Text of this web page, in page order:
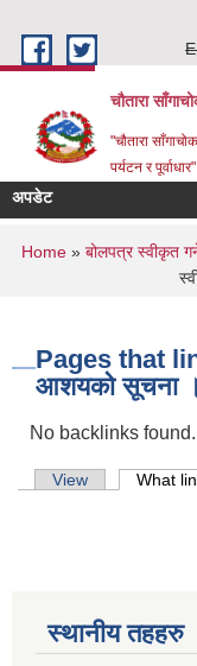
चौतारा
"चौतारा
पर्यटन र पूर्वाधार"
अपडेट
You are
Home» बोलपत्र स्वीकृत
Pages that
आशयको सूचना ।
No backlinks found.
Primary
View What
स्थानीय तहहरु